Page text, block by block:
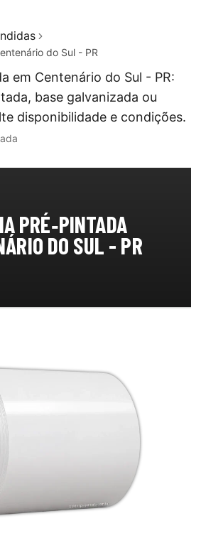
do Sul - PR
em Centenário do Sul - PR:
base galvanizada ou
disponibilidade e condições.
PRÉ‑PINTADA
DO SUL - PR